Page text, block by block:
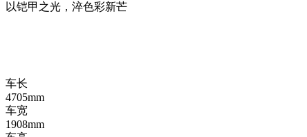
以铠甲之光，淬色彩新芒
车长
4705mm
车宽
1908mm